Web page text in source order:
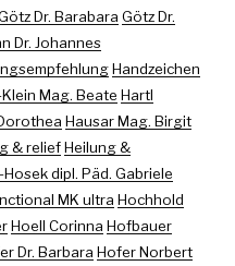
Dr. Barabara Götz Dr.
Dr. Johannes
Handzeichen
Mag. Beate Hartl
Hausar Mag. Birgit
& reliefHeilung &
dipl. Päd. Gabriele
MK ultra Hochhold
Hoell Corinna Hofbauer
Dr. Barbara Hofer Norbert